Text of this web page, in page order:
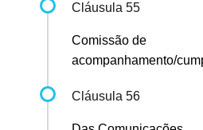
Cláusula 55
Comissão de
acompanhamento/
Cláusula 56